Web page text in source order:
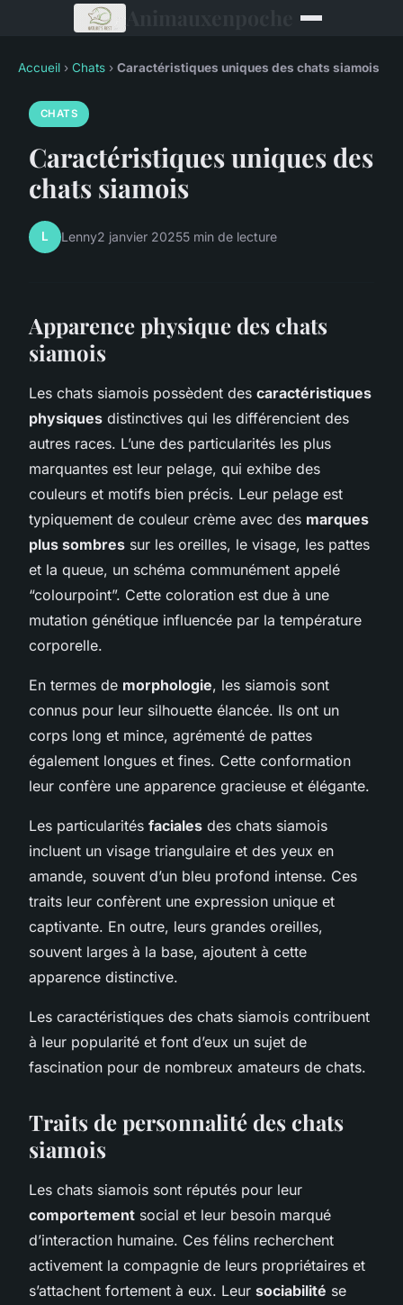
Accueil › Chats › Caractéristiques uniques des chats siamois
CHATS
Caractéristiques uniques des
chats siamois
L Lenny2 janvier 20255 min de lecture
Apparence physique des chats
siamois
Les chats siamois possèdent des caractéristiques
physiques distinctives qui les différencient des
autres races. L’une des particularités les plus
marquantes est leur pelage, qui exhibe des
couleurs et motifs bien précis. Leur pelage est
typiquement de couleur crème avec des marques
plus sombres sur les oreilles, le visage, les pattes
et la queue, un schéma communément appelé
“colourpoint”. Cette coloration est due à une
mutation génétique influencée par la température
corporelle.
En termes de morphologie, les siamois sont
connus pour leur silhouette élancée. Ils ont un
corps long et mince, agrémenté de pattes
également longues et fines. Cette conformation
leur confère une apparence gracieuse et élégante.
Les particularités faciales des chats siamois
incluent un visage triangulaire et des yeux en
amande, souvent d’un bleu profond intense. Ces
traits leur confèrent une expression unique et
captivante. En outre, leurs grandes oreilles,
souvent larges à la base, ajoutent à cette
apparence distinctive.
Les caractéristiques des chats siamois contribuent
à leur popularité et font d’eux un sujet de
fascination pour de nombreux amateurs de chats.
Traits de personnalité des chats
siamois
Les chats siamois sont réputés pour leur
comportement social et leur besoin marqué
d’interaction humaine. Ces félins recherchent
activement la compagnie de leurs propriétaires et
s’attachent fortement à eux. Leur sociabilité se